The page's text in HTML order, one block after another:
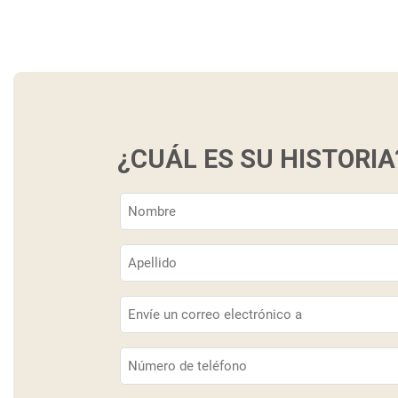
¿CUÁL ES SU
Nombre
Apellido
Correo
electrónico
(Obligatorio)
Teléfono